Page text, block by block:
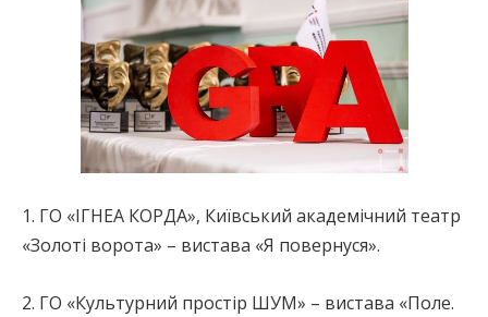
1. ГО «ІГНЕА КОРДА», Київський академічний театр
«Золоті ворота» – вистава «Я повернуся».
2. ГО «Культурний простір ШУМ» – вистава «Поле.